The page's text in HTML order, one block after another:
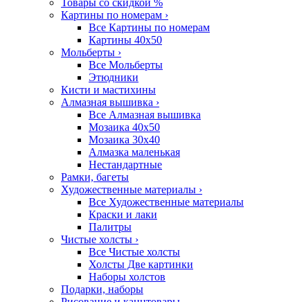
Товары со скидкой %
Картины по номерам ›
Все Картины по номерам
Картины 40x50
Мольберты ›
Все Мольберты
Этюдники
Кисти и мастихины
Алмазная вышивка ›
Все Алмазная вышивка
Мозаика 40x50
Мозаика 30x40
Алмазка маленькая
Нестандартные
Рамки, багеты
Художественные материалы ›
Все Художественные материалы
Краски и лаки
Палитры
Чистые холсты ›
Все Чистые холсты
Холсты Две картинки
Наборы холстов
Подарки, наборы